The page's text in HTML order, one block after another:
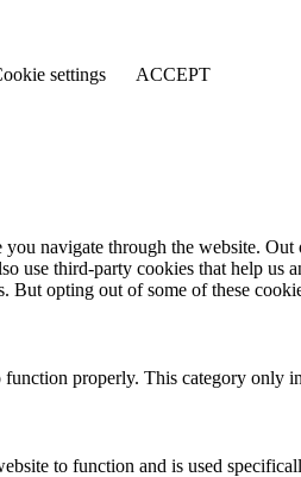
settings ACCEPT
navigate through the website.
use third-party cookies that help
But opting out of some of these
properly. This category
to function and is used